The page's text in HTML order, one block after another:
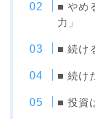
■ やめ
力」
■ 続け
■ 続け
■ 投資